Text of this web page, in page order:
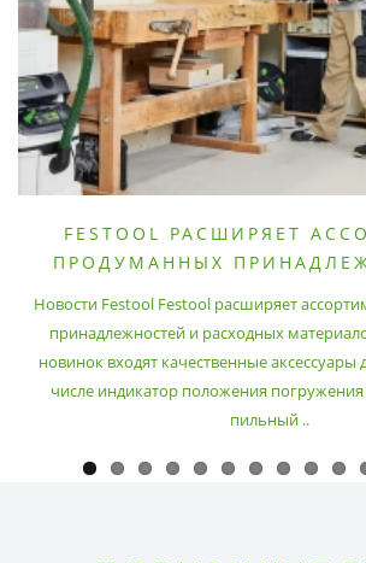
FESTOOL РАСШИРЯЕТ
ПРОДУМАННЫХ
Новости Festool Festool расширяет
принадлежностей и расходных
новинок входят качественные аксессуары
числе индикатор положения погружения
пильный ..